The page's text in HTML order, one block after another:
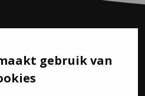
gebruik van
Deurne